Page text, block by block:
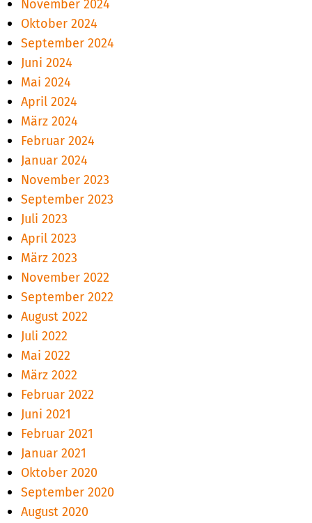
November 2024
Oktober 2024
September 2024
Juni 2024
Mai 2024
April 2024
März 2024
Februar 2024
Januar 2024
November 2023
September 2023
Juli 2023
April 2023
März 2023
November 2022
September 2022
August 2022
Juli 2022
Mai 2022
März 2022
Februar 2022
Juni 2021
Februar 2021
Januar 2021
Oktober 2020
September 2020
August 2020